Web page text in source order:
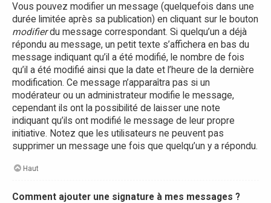
Vous pouvez modifier un message (quelquefois dans une
durée limitée après sa publication) en cliquant sur le bouton
modifierdu message correspondant. Si quelqu’un a déjà
répondu au message, un petit texte s’affichera en bas du
message indiquant qu’il a été modifié, le nombre de fois
qu’il a été modifié ainsi que la date et l’heure de la dernière
modification. Ce message n’apparaîtra pas si un
modérateur ou un administrateur modifie le message,
cependant ils ont la possibilité de laisser une note
indiquant qu’ils ont modifié le message de leur propre
initiative. Notez que les utilisateurs ne peuvent pas
supprimer un message une fois que quelqu’un y a répondu.
Haut
Comment ajouter une signature à mes messages ?